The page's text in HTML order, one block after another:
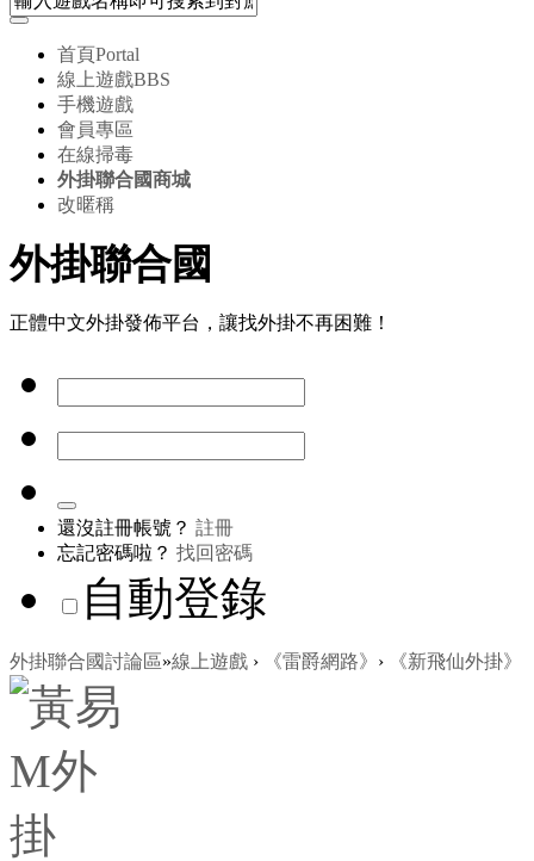
首頁Portal
線上遊戲BBS
手機遊戲
會員專區
在線掃毒
外掛聯合國商城
改暱稱
外掛聯合國
正體中文外掛發佈平台，讓找外掛不再困難！
還沒註冊帳號？ 註冊
忘記密碼啦？ 找回密碼
自動登錄
外掛聯合國討論區»線上遊戲 › 《雷爵網路》 › 《新飛仙外掛》